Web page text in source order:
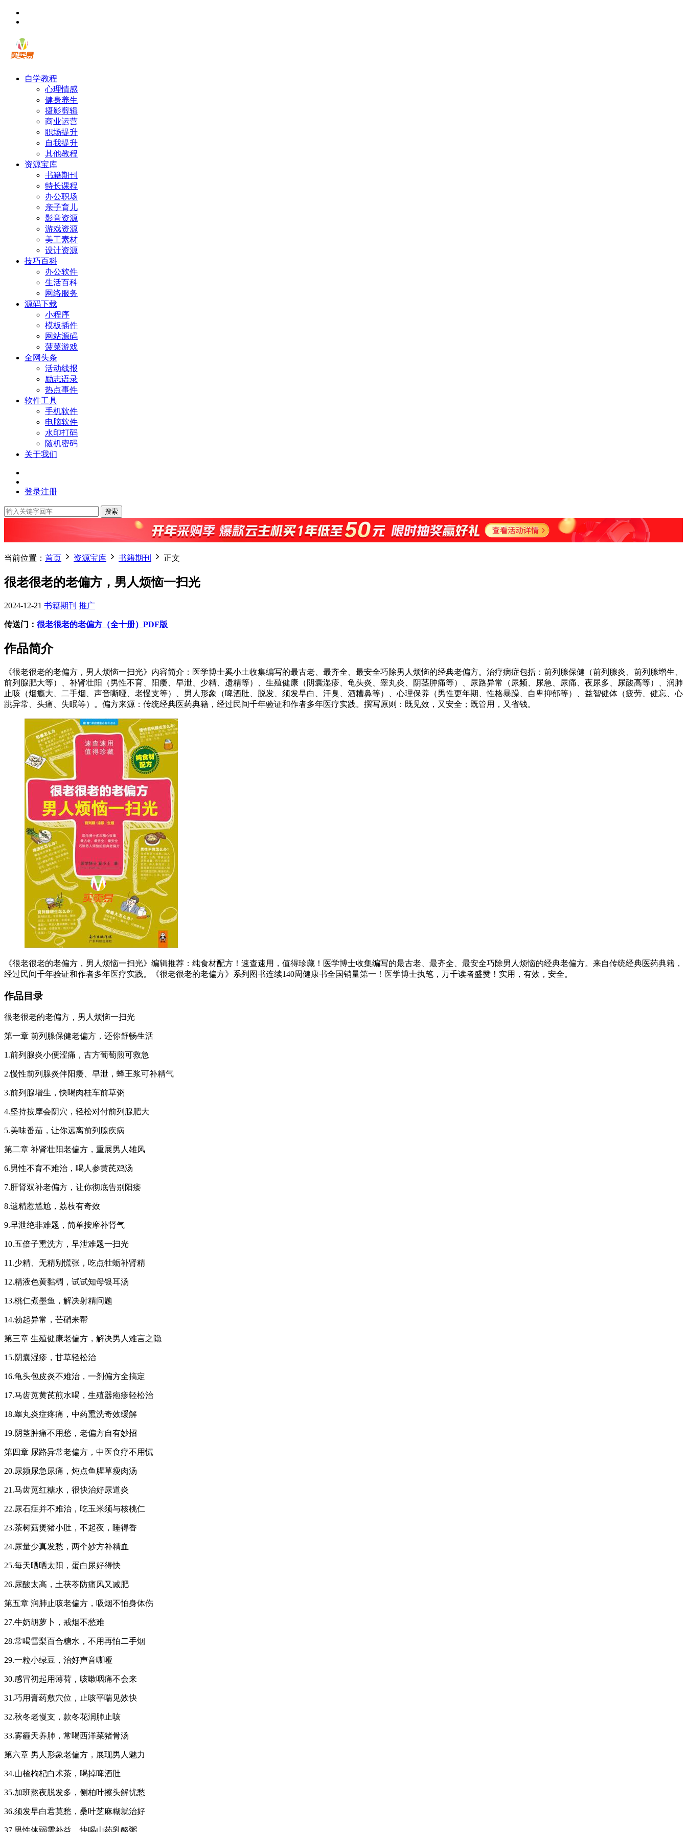
自学教程
心理情感
健身养生
摄影剪辑
商业运营
职场提升
自我提升
其他教程
资源宝库
书籍期刊
特长课程
办公职场
亲子育儿
影音资源
游戏资源
美工素材
设计资源
技巧百科
办公软件
生活百科
网络服务
源码下载
小程序
模板插件
网站源码
菠菜游戏
全网头条
活动线报
励志语录
热点事件
软件工具
手机软件
电脑软件
水印打码
随机密码
关于我们
登录注册
搜索
当前位置： 首页 资源宝库 书籍期刊 正文
很老很老的老偏方，男人烦恼一扫光
2024-12-21 书籍期刊 推广
传送门： 很老很老的老偏方（全十册）PDF版
作品简介
《很老很老的老偏方，男人烦恼一扫光》内容简介：医学博士奚小土收集编写的最古老、最齐全、最安全巧除男人烦恼的经典老偏方。治疗病症包括：前列腺保健（前列腺炎、前列腺增生、
前列腺肥大等）、补肾壮阳（男性不育、阳痿、早泄、少精、遗精等）、生殖健康（阴囊湿疹、龟头炎、睾丸炎、阴茎肿痛等）、尿路异常（尿频、尿急、尿痛、夜尿多、尿酸高等）、润肺
止咳（烟瘾大、二手烟、声音嘶哑、老慢支等）、男人形象（啤酒肚、脱发、须发早白、汗臭、酒糟鼻等）、心理保养（男性更年期、性格暴躁、自卑抑郁等）、益智健体（疲劳、健忘、心
跳异常、头痛、失眠等）。偏方来源：传统经典医药典籍，经过民间千年验证和作者多年医疗实践。撰写原则：既见效，又安全；既管用，又省钱。
《很老很老的老偏方，男人烦恼一扫光》编辑推荐：纯食材配方！速查速用，值得珍藏！医学博士收集编写的最古老、最齐全、最安全巧除男人烦恼的经典老偏方。来自传统经典医药典籍，
经过民间千年验证和作者多年医疗实践。《很老很老的老偏方》系列图书连续140周健康书全国销量第一！医学博士执笔，万千读者盛赞！实用，有效，安全。
作品目录
很老很老的老偏方，男人烦恼一扫光
第一章 前列腺保健老偏方，还你舒畅生活
1.前列腺炎小便涩痛，古方葡萄煎可救急
2.慢性前列腺炎伴阳痿、早泄，蜂王浆可补精气
3.前列腺增生，快喝肉桂车前草粥
4.坚持按摩会阴穴，轻松对付前列腺肥大
5.美味番茄，让你远离前列腺疾病
第二章 补肾壮阳老偏方，重展男人雄风
6.男性不育不难治，喝人参黄芪鸡汤
7.肝肾双补老偏方，让你彻底告别阳痿
8.遗精惹尴尬，荔枝有奇效
9.早泄绝非难题，简单按摩补肾气
10.五倍子熏洗方，早泄难题一扫光
11.少精、无精别慌张，吃点牡蛎补肾精
12.精液色黄黏稠，试试知母银耳汤
13.桃仁煮墨鱼，解决射精问题
14.勃起异常，芒硝来帮
第三章 生殖健康老偏方，解决男人难言之隐
15.阴囊湿疹，甘草轻松治
16.龟头包皮炎不难治，一剂偏方全搞定
17.马齿苋黄芪煎水喝，生殖器疱疹轻松治
18.睾丸炎症疼痛，中药熏洗奇效缓解
19.阴茎肿痛不用愁，老偏方自有妙招
第四章 尿路异常老偏方，中医食疗不用慌
20.尿频尿急尿痛，炖点鱼腥草瘦肉汤
21.马齿苋红糖水，很快治好尿道炎
22.尿石症并不难治，吃玉米须与核桃仁
23.茶树菇煲猪小肚，不起夜，睡得香
24.尿量少真发愁，两个妙方补精血
25.每天晒晒太阳，蛋白尿好得快
26.尿酸太高，土茯苓防痛风又减肥
第五章 润肺止咳老偏方，吸烟不怕身体伤
27.牛奶胡萝卜，戒烟不愁难
28.常喝雪梨百合糖水，不用再怕二手烟
29.一粒小绿豆，治好声音嘶哑
30.感冒初起用薄荷，咳嗽咽痛不会来
31.巧用膏药敷穴位，止咳平喘见效快
32.秋冬老慢支，款冬花润肺止咳
33.雾霾天养肺，常喝西洋菜猪骨汤
第六章 男人形象老偏方，展现男人魅力
34.山楂枸杞白术茶，喝掉啤酒肚
35.加班熬夜脱发多，侧柏叶擦头解忧愁
36.须发早白君莫愁，桑叶芝麻糊就治好